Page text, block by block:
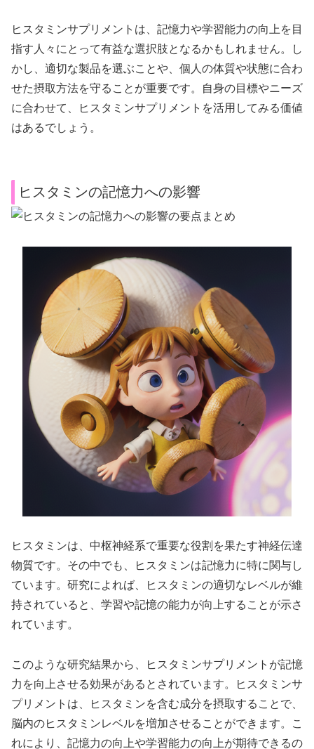
ヒスタミンサプリメントは、記憶力や学習能力の向上を目
指す人々にとって有益な選択肢となるかもしれません。し
かし、適切な製品を選ぶことや、個人の体質や状態に合わ
せた摂取方法を守ることが重要です。自身の目標やニーズ
に合わせて、ヒスタミンサプリメントを活用してみる価値
はあるでしょう。
ヒスタミンの記憶力への影響
ヒスタミンは、中枢神経系で重要な役割を果たす神経伝達
物質です。その中でも、ヒスタミンは記憶力に特に関与し
ています。研究によれば、ヒスタミンの適切なレベルが維
持されていると、学習や記憶の能力が向上することが示さ
れています。
このような研究結果から、ヒスタミンサプリメントが記憶
力を向上させる効果があるとされています。ヒスタミンサ
プリメントは、ヒスタミンを含む成分を摂取することで、
脳内のヒスタミンレベルを増加させることができます。こ
れにより、記憶力の向上や学習能力の向上が期待できるの